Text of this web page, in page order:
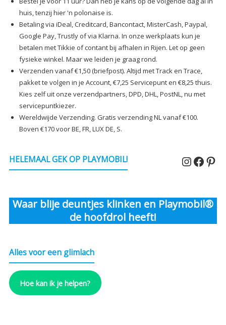
huis, tenzij hier 'n polonaise is.
Betaling via iDeal, Creditcard, Bancontact, MisterCash, Paypal,
Google Pay, Trustly of via Klarna. In onze werkplaats kun je
betalen met Tikkie of contant bij afhalen in Rijen. Let op geen
fysieke winkel. Maar we leiden je graag rond.
Verzenden vanaf €1,50 (briefpost). Altijd met Track en Trace,
pakket te volgen in je Account, €7,25 Servicepunt en €8,25 thuis.
Kies zelf uit onze verzendpartners, DPD, DHL, PostNL, nu met
servicepuntkiezer.
Wereldwijde Verzending. Gratis verzending NL vanaf €100.
Boven €170 voor BE, FR, LUX DE, S.
HELEMAAL GEK OP PLAYMOBIL!
Waar blije deuntjes klinken en Playmobil®
de hoofdrol heeft!
Alles voor een glimlach
Hoe kan ik je helpen?